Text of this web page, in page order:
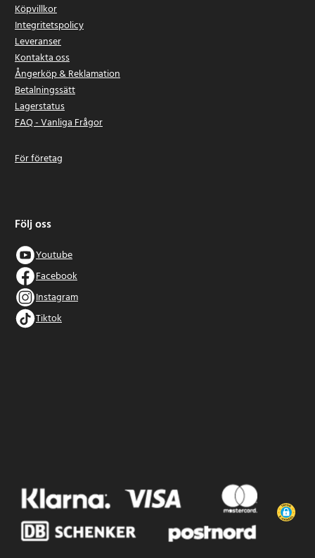
Köpvillkor
Integritetspolicy
Leveranser
Kontakta oss
Ångerköp & Reklamation
Betalningssätt
Lagerstatus
FAQ - Vanliga Frågor
För företag
Följ oss
Youtube
Facebook
Instagram
Tiktok